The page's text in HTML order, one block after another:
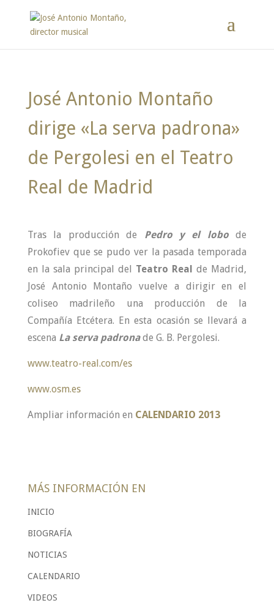
José Antonio Montaño
dirige «La serva padrona»
de Pergolesi en el Teatro
Real de Madrid
Tras la producción de Pedro y el lobode
Prokofiev que se pudo ver la pasada temporada
en la sala principal del Teatro Real de Madrid,
José Antonio Montaño vuelve a dirigir en el
coliseo madrileño una producción de la
Compañía Etcétera. En esta ocasión se llevará a
escena La serva padronade G. B. Pergolesi.
www.teatro-real.com/es
www.osm.es
Ampliar información en CALENDARIO 2013
MÁS INFORMACIÓN EN
INICIO
BIOGRAFÍA
NOTICIAS
CALENDARIO
VIDEOS